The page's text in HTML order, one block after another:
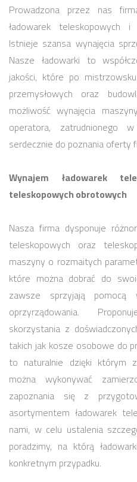
Prowadzona przez nas
ładowarek teleskopowych
Istnieje szansa wynajęcia
Nasze ładowarki to
jakości, które po
przemysłowych oraz
możliwość wynajęcia
operatora, zatrudnionego
serdecznie do poznania oferty
Wynajem ładowarek
teleskopowych obrotowych
Nasza firma dysponuje
teleskopowych oraz
maszyny o rozmaitych
które można dobrać do
zawsze sprzyjają pomocą
oprzyrządowania.
skorzystania z
takich jak kosze osobowe do
to naturalnie dzięki którym
można wykonywać
zapoznania się z
asortymentem ładowarek
nami, w celu ustalenia
poradzimy, na którą
konkretnym przypadku.